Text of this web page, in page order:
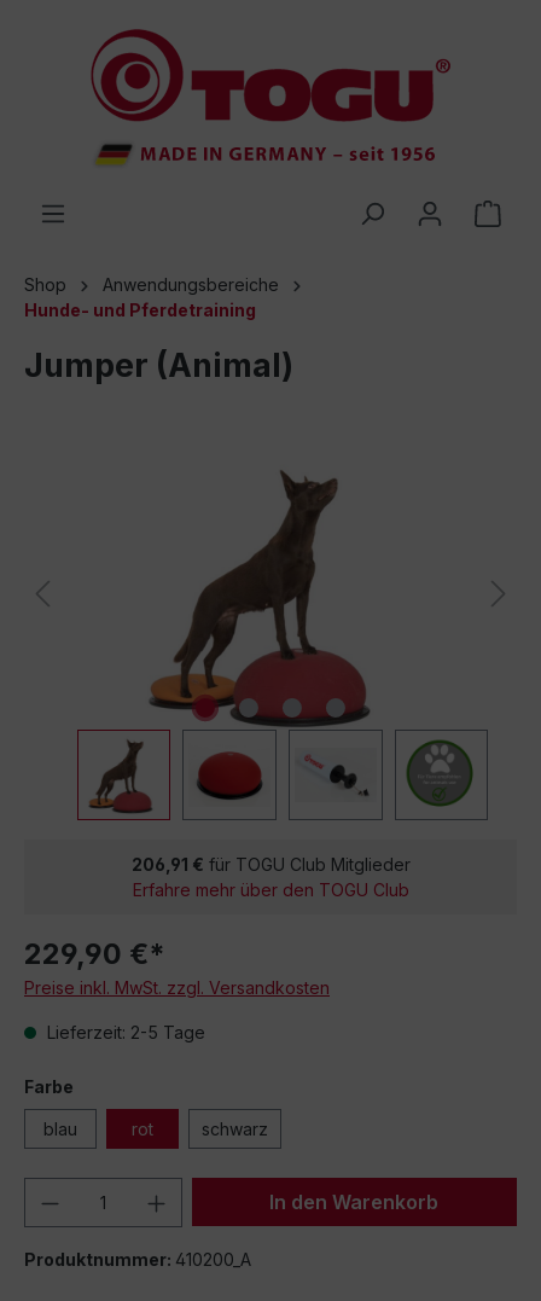
springen
Shop
Anwendungsbereiche
Hunde- und Pferdetraining
Jumper (Animal)
206,91 € für TOGU Club Mitglieder
Erfahre mehr über den TOGU Club
229,90 €*
Preise inkl. MwSt. zzgl. Versandkosten
Lieferzeit: 2-5 Tage
Farbe
blau rot schwarz
Produkt Anzahl: Gib denIn den Warenkorb
Produktnummer: 410200_A